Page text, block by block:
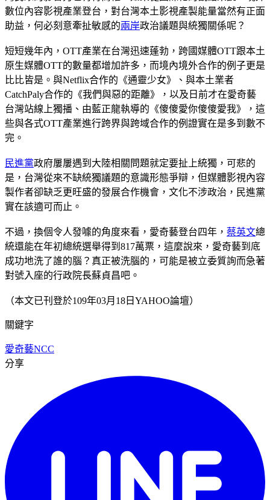
數位內容影視產業登台，對台灣本土影視產製能量當然有正面
助益，何必刻意牽扯敏感的兩岸政治議題與統獨關係呢？
短短幾年內，OTT產業在台灣迅速蓬勃，跨國媒體OTT跟本土
原生媒體OTT的數量都增加許多，而境內境外合作的例子更是
比比皆是。與Netflix合作的《通靈少女》、與本土業者
CatchPaly合作的《我們與惡的距離》，以及日前才在愛奇藝
台灣站線上獨播、由藍正龍執導的《傻傻愛你傻傻愛我》，這
些與各式OTT產業進行跨界與跨域合作的例證實在是多到數不
完。
民進黨政府屢屢遇到大陸相關問題就定要扯上統獨，可悲的
是，台灣從來不缺統獨議題的意識形態爭辯，但媒體影視內容
製作者卻缺乏更旺盛的發展合作機會，文化不涉政治，民進黨
實在該適可而止。
不過，換個令人發噱的角度來看，愛奇藝登台四年， 蔡英文總
統還能在年初總統選舉得到817萬票，這麼說來，愛奇藝到底
成功地洗了誰的腦？真正被洗腦的，可能是被立委質詢而急著
對號入座的行政院長蘇貞昌吧。
（本文已刊登於109年03月18日YAHOO論壇）
關鍵字
愛奇藝NCC
分享